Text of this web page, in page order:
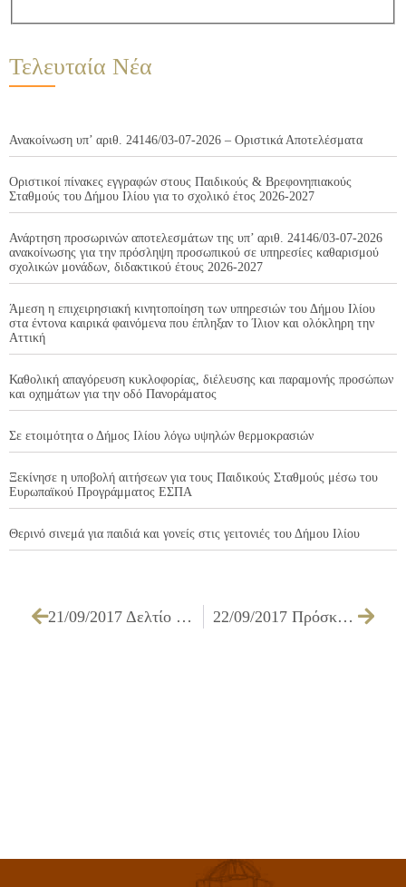
Τελευταία Νέα
Ανακοίνωση υπ’ αριθ. 24146/03-07-2026 – Οριστικά Αποτελέσματα
Οριστικοί πίνακες εγγραφών στους Παιδικούς & Βρεφονηπιακούς
Σταθμούς του Δήμου Ιλίου για το σχολικό έτος 2026-2027
Ανάρτηση προσωρινών αποτελεσμάτων της υπ’ αριθ. 24146/03-07-2026
ανακοίνωσης για την πρόσληψη προσωπικού σε υπηρεσίες καθαρισμού
σχολικών μονάδων, διδακτικού έτους 2026-2027
Άμεση η επιχειρησιακή κινητοποίηση των υπηρεσιών του Δήμου Ιλίου
στα έντονα καιρικά φαινόμενα που έπληξαν το Ίλιον και ολόκληρη την
Αττική
Καθολική απαγόρευση κυκλοφορίας, διέλευσης και παραμονής προσώπων
και οχημάτων για την οδό Πανοράματος
Σε ετοιμότητα ο Δήμος Ιλίου λόγω υψηλών θερμοκρασιών
Ξεκίνησε η υποβολή αιτήσεων για τους Παιδικούς Σταθμούς μέσω του
Ευρωπαϊκού Προγράμματος ΕΣΠΑ
Θερινό σινεμά για παιδιά και γονείς στις γειτονιές του Δήμου Ιλίου
21/09/2017 Δελτίο Τύπου: Η «Φλόγα της Αγάπης» στους δρόμους του Ιλίου 22/09/2017 Πρόσκληση της Ε.Ε.Τ.Α.Α. Α.Ε. για χορήγηση πρόσθετων «αξιών τοποθέτησης» VOUCHERS